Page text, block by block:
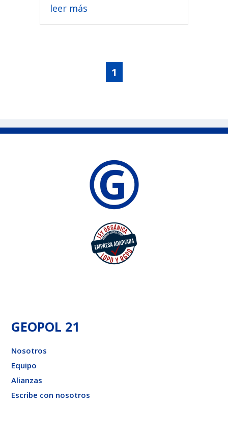
leer más
1
GEOPOL 21
Nosotros
Equipo
Alianzas
Escribe con nosotros